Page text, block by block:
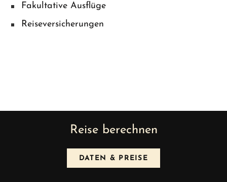
Fakultative Ausflüge
Reiseversicherungen
Reise berechnen
DATEN & PREISE